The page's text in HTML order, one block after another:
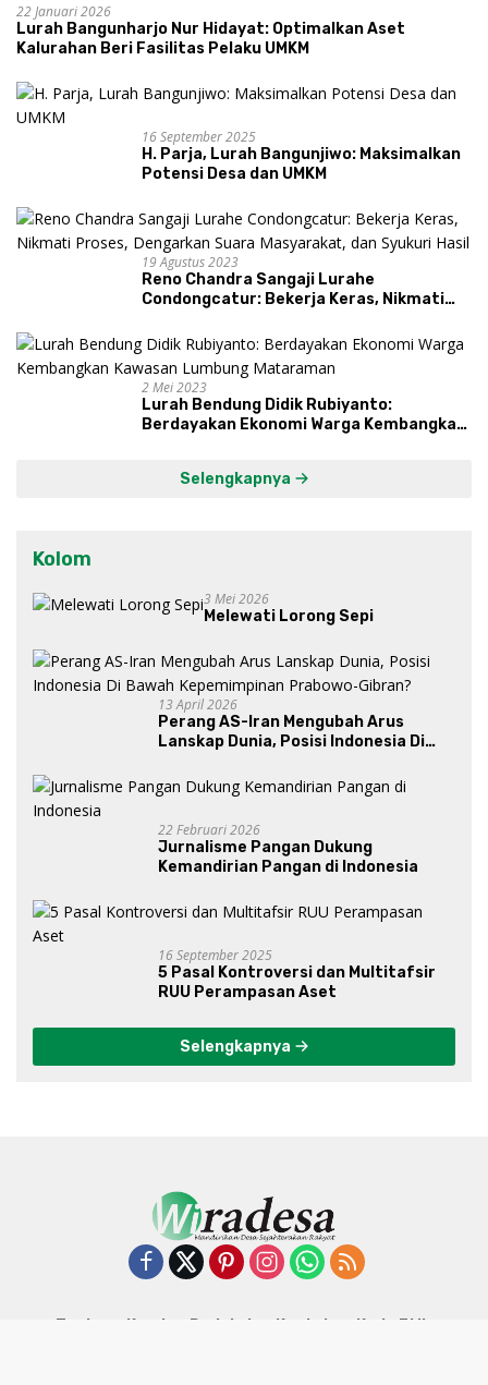
22 Januari 2026
Lurah Bangunharjo Nur Hidayat: Optimalkan Aset
Kalurahan Beri Fasilitas Pelaku UMKM
16 September 2025
H. Parja, Lurah Bangunjiwo: Maksimalkan
Potensi Desa dan UMKM
19 Agustus 2023
Reno Chandra Sangaji Lurahe
Condongcatur: Bekerja Keras, Nikmati
dan Syukuri Hasil
2 Mei 2023
Lurah Bendung Didik Rubiyanto:
Berdayakan Ekonomi Warga Kembangkan
Selengkapnya
Kolom
3 Mei 2026
Melewati Lorong Sepi
13 April 2026
Perang AS-Iran Mengubah Arus
Lanskap Dunia, Posisi Indonesia Di
Gibran?
22 Februari 2026
Jurnalisme Pangan Dukung
Kemandirian Pangan di Indonesia
16 September 2025
5 Pasal Kontroversi dan Multitafsir
RUU Perampasan Aset
Selengkapnya
Tentang Kami Redaksi Kontak
Kode Etik